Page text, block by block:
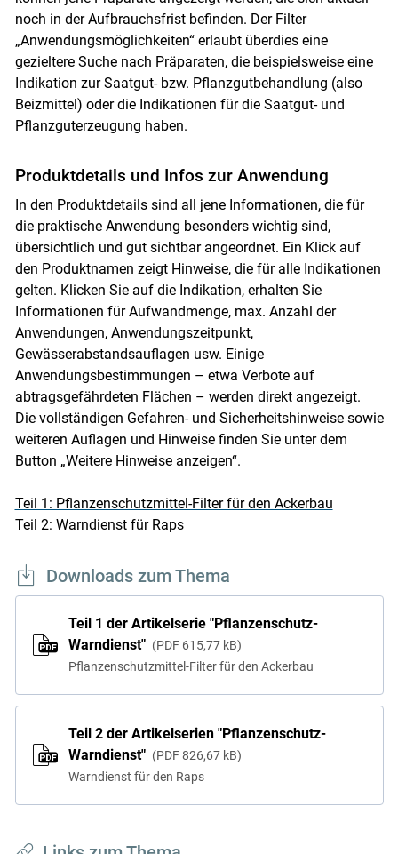
noch in der Aufbrauchsfrist befinden. Der Filter
„Anwendungsmöglichkeiten“ erlaubt überdies eine
gezieltere Suche nach Präparaten, die beispielsweise eine
Indikation zur Saatgut- bzw. Pflanzgutbehandlung (also
Beizmittel) oder die Indikationen für die Saatgut- und
Pflanzguterzeugung haben.
Produktdetails und Infos zur Anwendung
In den Produktdetails sind all jene Informationen, die für
die praktische Anwendung besonders wichtig sind,
übersichtlich und gut sichtbar angeordnet. Ein Klick auf
den Produktnamen zeigt Hinweise, die für alle Indikationen
gelten. Klicken Sie auf die Indikation, erhalten Sie
Informationen für Aufwandmenge, max. Anzahl der
Anwendungen, Anwendungszeitpunkt,
Gewässerabstandsauflagen usw. Einige
Anwendungsbestimmungen – etwa Verbote auf
abtragsgefährdeten Flächen – werden direkt angezeigt.
Die vollständigen Gefahren- und Sicherheitshinweise sowie
weiteren Auflagen und Hinweise finden Sie unter dem
Button „Weitere Hinweise anzeigen“.
Teil 1: Pflanzenschutzmittel-Filter für den Ackerbau
Teil 2: Warndienst für Raps
Downloads zum Thema
Teil 1 der Artikelserie "Pflanzenschutz-
Warndienst"
PDF 615,77 kB
Pflanzenschutzmittel-Filter für den Ackerbau
Teil 2 der Artikelserien "Pflanzenschutz-
Warndienst"
PDF 826,67 kB
Warndienst für den Raps